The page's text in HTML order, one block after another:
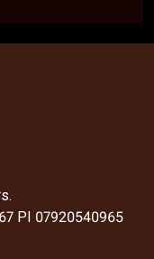
PI 07920540965